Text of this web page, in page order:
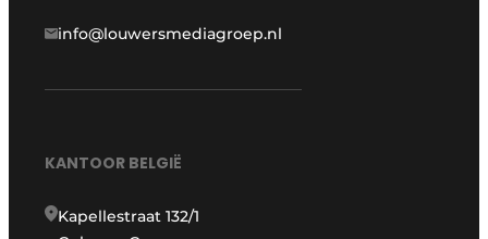
info@louwersmediagroep.nl
KANTOOR BELGIË
Kapellestraat 132/1